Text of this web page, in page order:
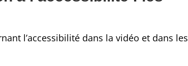
l’accessibilité dans la vidéo et dans les